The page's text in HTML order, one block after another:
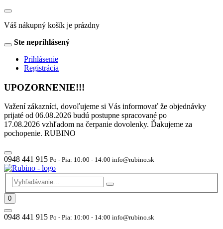
Váš nákupný košík je prázdny
Ste neprihlásený
Prihlásenie
Registrácia
UPOZORNENIE!!!
Važení zákazníci, dovoľujeme si Vás informovať že objednávky
prijaté od 06.08.2026 budú postupne spracované po
17.08.2026 vzhľadom na čerpanie dovolenky. Ďakujeme za
pochopenie. RUBINO
0948 441 915 Po - Pia: 10:00 - 14:00 info@rubino.sk
0
0948 441 915 Po - Pia: 10:00 - 14:00 info@rubino.sk